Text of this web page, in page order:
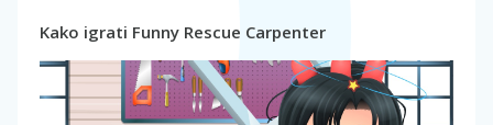
Kako igrati Funny Rescue Carpenter